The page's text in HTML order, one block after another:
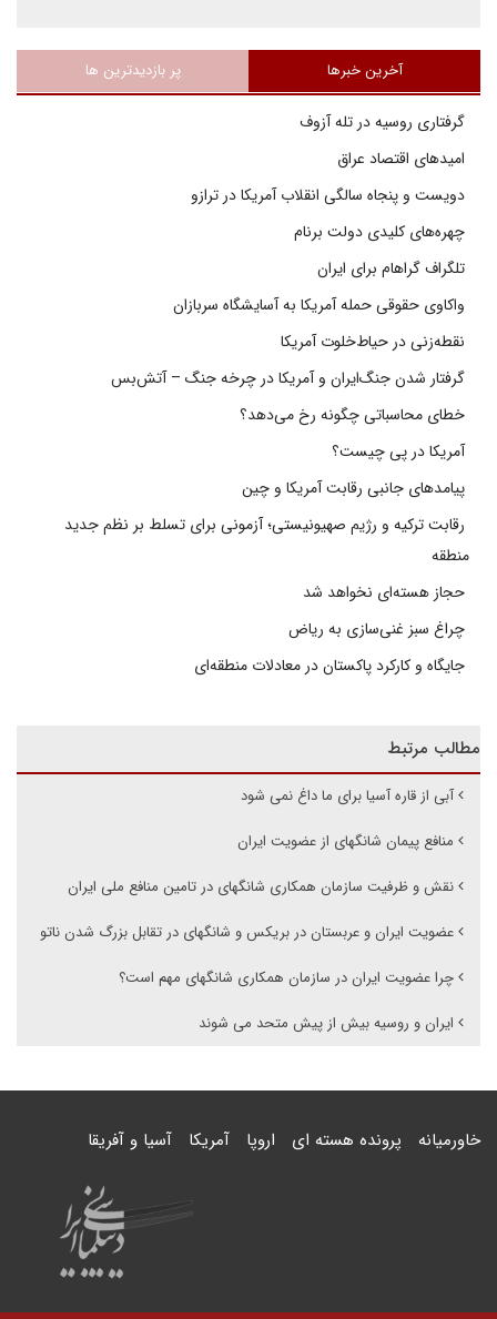
آخرین خبرها پر بازدیدترین ها
گرفتاری روسیه در تله آزوف
امیدهای اقتصاد عراق
دویست و پنجاه سالگی انقلاب آمریکا در ترازو
چهره‌های کلیدی دولت برنام
تلگراف گراهام برای ایران
واکاوی حقوقی حمله آمریکا به آسایشگاه سربازان
نقطه‌زنی در حیاط‌خلوت آمریکا
گرفتار شدن جنگ‌ایران و آمریکا در چرخه جنگ – آتش‌بس
خطای محاسباتی چگونه رخ می‌دهد؟
آمریکا در پی چیست؟
پیامدهای جانبی رقابت آمریکا و چین
رقابت ترکیه و رژیم صهیونیستی؛ آزمونی برای تسلط بر نظم جدید
منطقه
حجاز هسته‌ای نخواهد شد
چراغ سبز غنی‌سازی به ریاض
جایگاه و کارکرد پاکستان در معادلات منطقه‌ای
مطالب مرتبط
آبی از قاره آسیا برای ما داغ نمی شود
منافع پیمان شانگهای از عضویت ایران
نقش و ظرفیت سازمان همکاری شانگهای در تامین منافع ملی ایران
عضویت ایران و عربستان در بریکس و شانگهای در تقابل بزرگ شدن ناتو
چرا عضویت ایران در سازمان همکاری شانگهای مهم است؟
ایران و روسیه بیش از پیش متحد می شوند
خاورمیانه پرونده هسته ای اروپا آمریکا آسیا و آفریقا